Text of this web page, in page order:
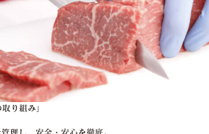
り組み」
理し、安全・安心を徹底。